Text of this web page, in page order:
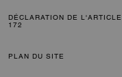
DÉCLARATION DE L'ARTICLE
172
PLAN DU SITE